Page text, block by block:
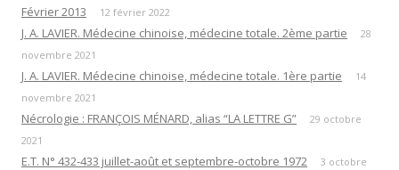
Février 2013 12 février 2022
J. A. LAVIER. Médecine chinoise, médecine totale. 2ème partie
28
novembre 2021
J. A. LAVIER. Médecine chinoise, médecine totale. 1ère partie
14
novembre 2021
Nécrologie : FRANÇOIS MÉNARD, alias “LA LETTRE G”
29 octobre
2021
E.T. N° 432-433 juillet-août et septembre-octobre 1972
3 octobre